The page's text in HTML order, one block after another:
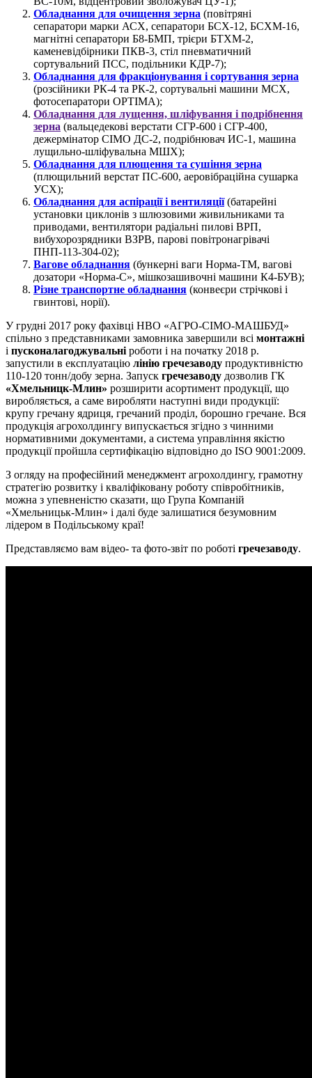
Обладнання для очищення зерна (повітряні
сепаратори марки АСХ, сепаратори БСХ-12, БСХМ-16,
магнітні сепаратори Б8-БМП, трієри БТХМ-2,
каменевідбірники ПКВ-3, стіл пневматичний
сортувальний ПСС, подільники КДР-7);
Обладнання для фракціонування і сортування зерна
(розсійники РК-4 та РК-2, сортувальні машини МСХ,
фотосепаратори OPTIMA);
Обладнання для лущення, шліфування і подрібнення
зерна (вальцедекові верстати СГР-600 і СГР-400,
дежермінатор СІМО ДС-2, подрібнювач ИС-1, машина
лущильно-шліфувальна МШХ);
Обладнання для плющення та сушіння зерна
(плющильний верстат ПС-600, аеровібраційна сушарка
УСХ);
Обладнання для аспірації і вентиляції(батарейні
установки циклонів з шлюзовими живильниками та
приводами, вентилятори радіальні пилові ВРП,
вибухорозрядники ВЗРВ, парові повітронагрівачі
ПНП-113-304-02);
Вагове обладнання (бункерні ваги Норма-ТМ, вагові
дозатори «Норма-С», мішкозашивочні машини К4-БУВ);
Різне транспортне обладнання (конвеєри стрічкові і
гвинтові, норії).
У грудні 2017 року фахівці НВО «АГРО-СІМО-МАШБУД»
спільно з представниками замовника завершили всі монтажні
і пусконалагоджувальні роботи і на початку 2018 р.
запустили в експлуатацію лінію гречезаводу продуктивністю
110-120 тонн/добу зерна. Запуск гречезаводу дозволив ГК
«Хмельницк-Млин» розширити асортимент продукції, що
виробляється, а саме виробляти наступні види продукції:
крупу гречану ядриця, гречаний проділ, борошно гречане. Вся
продукція агрохолдингу випускається згідно з чинними
нормативними документами, а система управління якістю
продукції пройшла сертифікацію відповідно до ISO 9001:2009.
З огляду на професійний менеджмент агрохолдингу, грамотну
стратегію розвитку і кваліфіковану роботу співробітників,
можна з упевненістю сказати, що Група Компаній
«Хмельницьк-Млин» і далі буде залишатися безумовним
лідером в Подільському краї!
Представляємо вам відео- та фото-звіт по роботі гречезаводу.